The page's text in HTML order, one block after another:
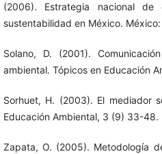
(2006). Estrategia nacional de
sustentabilidad en México. México:
Solano, D. (2001).
ambiental. Tópicos en Educación
Sorhuet, H. (2003). El mediador
Educación Ambiental, 3 (9) 33-48.
Zapata, O. (2005). Metodología